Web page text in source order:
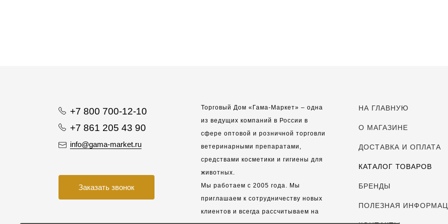
+7 800 700-12-10
+7 861 205 43 90
info@gama-market.ru
Заказать звонок
Торговый Дом «Гама-Маркет» – одна
из ведущих компаний в России в
сфере оптовой и розничной торговли
ветеринарными препаратами,
средствами косметики и гигиены для
животных.
Мы работаем с 2005 года. Мы
приглашаем к сотрудничеству новых
клиентов и всегда рассчитываем на
НА ГЛАВНУЮ
О МАГАЗИНЕ
ДОСТАВКА И ОПЛАТА
КАТАЛОГ ТОВАРОВ
БРЕНДЫ
ПОЛЕЗНАЯ